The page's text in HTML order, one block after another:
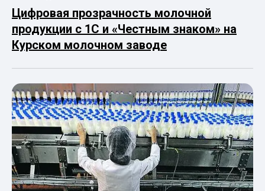
Цифровая прозрачность молочной
продукции с 1С и «Честным знаком» на
Курском молочном заводе